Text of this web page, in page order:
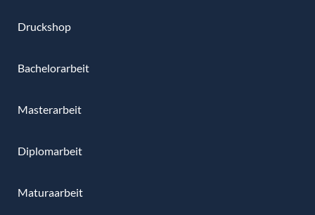
Druckshop
Bachelorarbeit
Masterarbeit
Diplomarbeit
Maturaarbeit